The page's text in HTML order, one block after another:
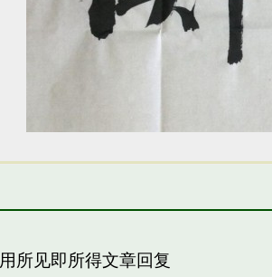
用所见即所得文章回复